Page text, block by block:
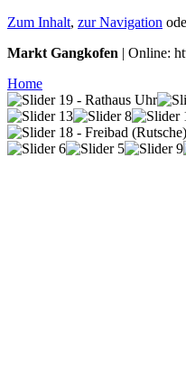
Zum Inhalt, zur Navigation
Markt Gangkofen | Online:
Home